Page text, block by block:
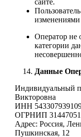
сайте.
Оператор не
категории
Данные
Индивидуальный
Викторовна
ИНН
ОГРНИП
Адрес: Россия,
Пушкинская, 12